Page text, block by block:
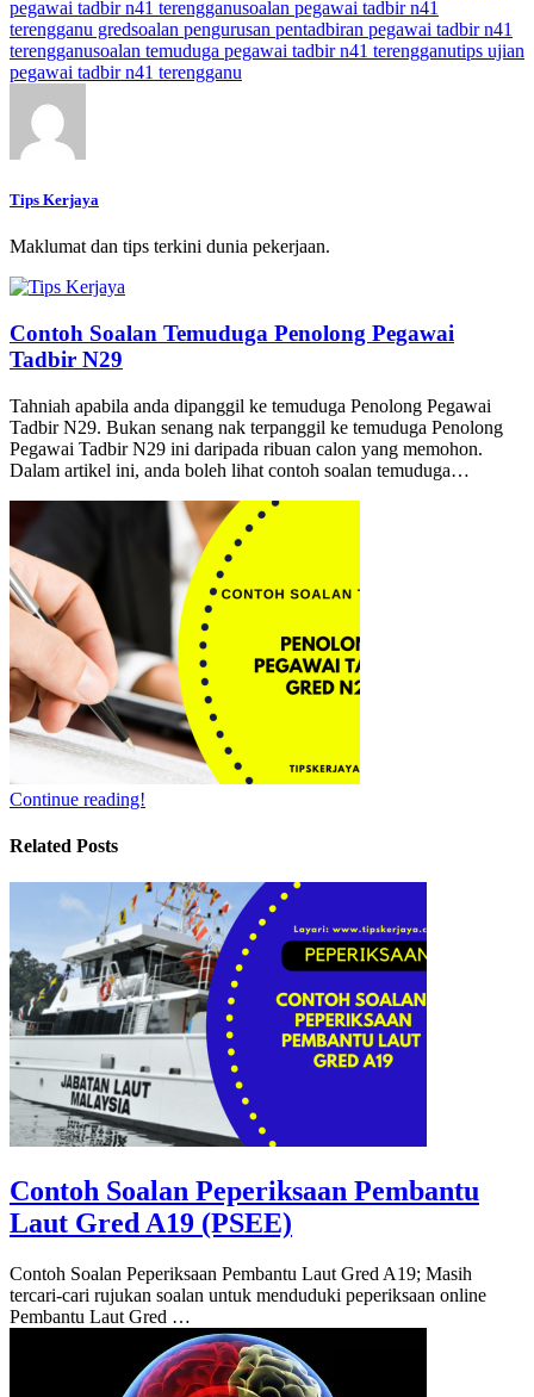
pegawai tadbir n41 terengganusoalan pegawai tadbir n41
terengganu gredsoalan pengurusan pentadbiran pegawai tadbir n41
terengganusoalan temuduga pegawai tadbir n41 terengganutips ujian
pegawai tadbir n41 terengganu
Tips Kerjaya
Maklumat dan tips terkini dunia pekerjaan.
Contoh Soalan Temuduga Penolong Pegawai
Tadbir N29
Tahniah apabila anda dipanggil ke temuduga Penolong Pegawai
Tadbir N29. Bukan senang nak terpanggil ke temuduga Penolong
Pegawai Tadbir N29 ini daripada ribuan calon yang memohon.
Dalam artikel ini, anda boleh lihat contoh soalan temuduga…
Continue reading!
Related Posts
Contoh Soalan Peperiksaan Pembantu
Laut Gred A19 (PSEE)
Contoh Soalan Peperiksaan Pembantu Laut Gred A19; Masih
tercari-cari rujukan soalan untuk menduduki peperiksaan online
Pembantu Laut Gred …